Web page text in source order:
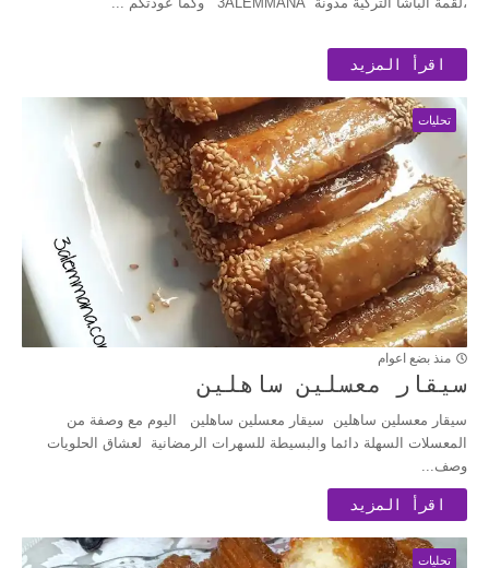
اقرأ المزيد
تحليات
منذ بضع اعوام
سيقار معسلين ساهلين
سيقار معسلين ساهلين سيقار معسلين ساهلين اليوم مع وصفة من
المعسلات السهلة دائما والبسيطة للسهرات الرمضانية لعشاق الحلويات
وصف...
اقرأ المزيد
تحليات